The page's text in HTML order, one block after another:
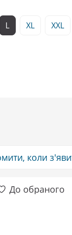
L XL XXL
коли
До обраного